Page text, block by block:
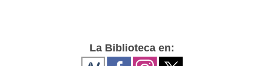
La Biblioteca en: